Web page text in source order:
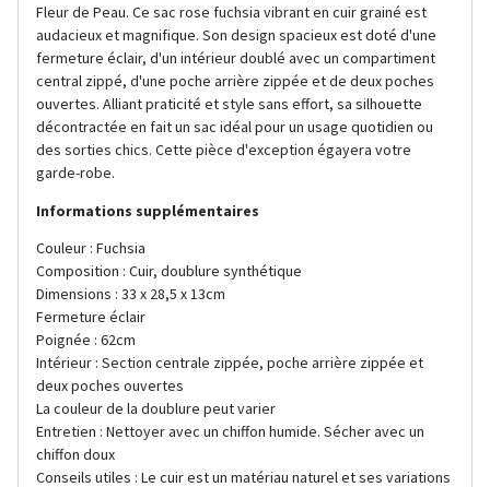
Fleur de Peau. Ce sac rose fuchsia vibrant en cuir grainé est
audacieux et magnifique. Son design spacieux est doté d'une
fermeture éclair, d'un intérieur doublé avec un compartiment
central zippé, d'une poche arrière zippée et de deux poches
ouvertes. Alliant praticité et style sans effort, sa silhouette
décontractée en fait un sac idéal pour un usage quotidien ou
des sorties chics. Cette pièce d'exception égayera votre
garde-robe.
Informations supplémentaires
Couleur : Fuchsia
Composition : Cuir, doublure synthétique
Dimensions : 33 x 28,5 x 13cm
Fermeture éclair
Poignée : 62cm
Intérieur : Section centrale zippée, poche arrière zippée et
deux poches ouvertes
La couleur de la doublure peut varier
Entretien : Nettoyer avec un chiffon humide. Sécher avec un
chiffon doux
Conseils utiles : Le cuir est un matériau naturel et ses variations